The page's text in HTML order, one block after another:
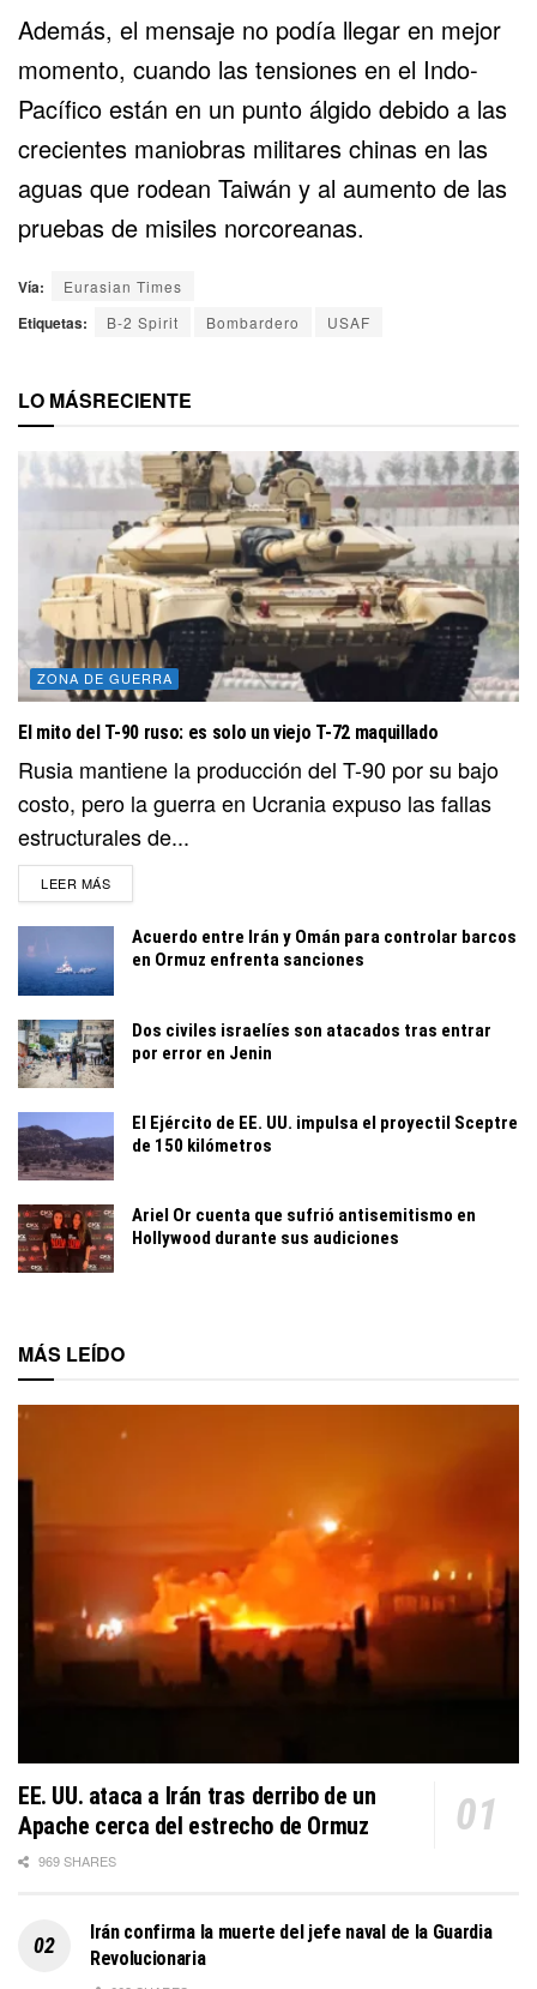
Además, el mensaje no podía llegar en mejor
momento, cuando las tensiones en el Indo-
Pacífico están en un punto álgido debido a las
crecientes maniobras militares chinas en las
aguas que rodean Taiwán y al aumento de las
pruebas de misiles norcoreanas.
Vía: Eurasian Times
Etiquetas: B-2 Spirit Bombardero USAF
LO MÁSRECIENTE
ZONA DE GUERRA
El mito del T-90 ruso: es solo un viejo T-72 maquillado
Rusia mantiene la producción del T-90 por su bajo
costo, pero la guerra en Ucrania expuso las fallas
estructurales de...
LEER MÁSDETAILS
Acuerdo entre Irán y Omán para controlar barcos
en Ormuz enfrenta sanciones
Dos civiles israelíes son atacados tras entrar
por error en Jenin
El Ejército de EE. UU. impulsa el proyectil Sceptre
de 150 kilómetros
Ariel Or cuenta que sufrió antisemitismo en
Hollywood durante sus audiciones
MÁS LEÍDO
EE. UU. ataca a Irán tras derribo de un
Apache cerca del estrecho de Ormuz
969 SHARES
Irán confirma la muerte del jefe naval de la Guardia
Revolucionaria